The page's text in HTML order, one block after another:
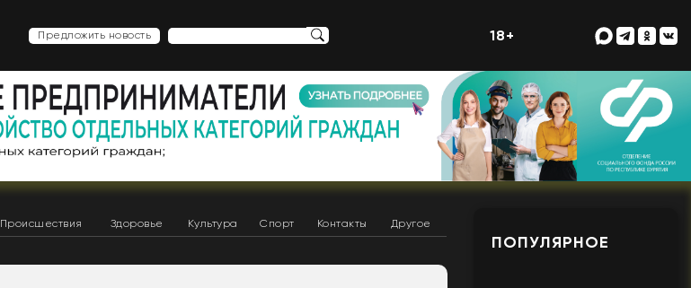
Предложить новость 18+
Происшествия Здоровье Культура Спорт Контакты Другое
ПОПУЛЯРНОЕ